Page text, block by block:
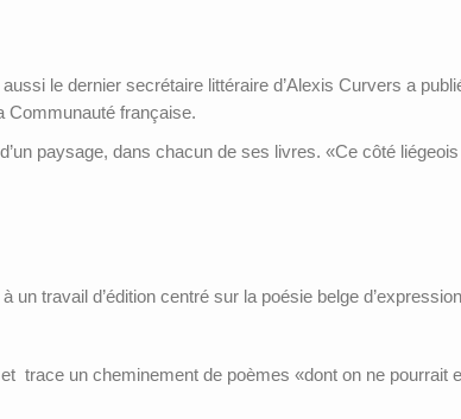
le dernier secrétaire littéraire d’Alexis Curvers a
Communauté française.
paysage, dans chacun de ses livres. «Ce côté
travail d’édition centré sur la poésie belge
trace un cheminement de poèmes «dont on ne pourrait